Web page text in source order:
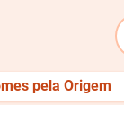
pela Origem